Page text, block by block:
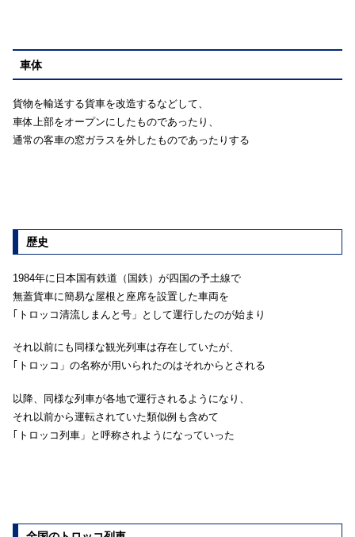
車体
貨物を輸送する貨車を改造するなどして、
車体上部をオープンにしたものであったり、
通常の客車の窓ガラスを外したものであったりする
歴史
1984年に日本国有鉄道（国鉄）が四国の予土線で
無蓋貨車に簡易な屋根と座席を設置した車両を
｢トロッコ清流しまんと号」として運行したのが始まり
それ以前にも同様な観光列車は存在していたが、
｢トロッコ」の名称が用いられたのはそれからとされる
以降、同様な列車が各地で運行されるようになり、
それ以前から運転されていた類似例も含めて
｢トロッコ列車」と呼称されようになっていった